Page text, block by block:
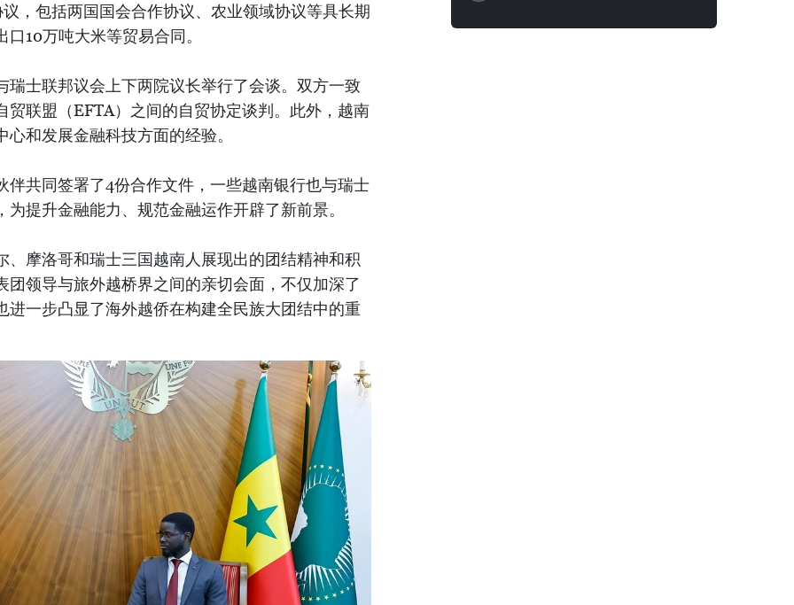
，包括两国国会合作协议、农业领域协议等具长期
10万吨大米等贸易合同。
瑞士联邦议会上下两院议长举行了会谈。双方一致
贸联盟（EFTA）之间的自贸协定谈判。此外，越南
和发展金融科技方面的经验。
伴共同签署了4份合作文件，一些越南银行也与瑞士
提升金融能力、规范金融运作开辟了新前景。
、摩洛哥和瑞士三国越南人展现出的团结精神和积
团领导与旅外越桥界之间的亲切会面，不仅加深了
进一步凸显了海外越侨在构建全民族大团结中的重